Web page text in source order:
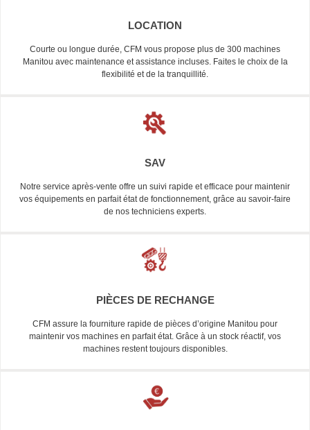
LOCATION
Courte ou longue durée, CFM vous propose plus de 300 machines
Manitou avec maintenance et assistance incluses. Faites le choix de la
flexibilité et de la tranquillité.
SAV
Notre service après-vente offre un suivi rapide et efficace pour maintenir
vos équipements en parfait état de fonctionnement, grâce au savoir-faire
de nos techniciens experts.
PIÈCES DE RECHANGE
CFM assure la fourniture rapide de pièces d’origine Manitou pour
maintenir vos machines en parfait état. Grâce à un stock réactif, vos
machines restent toujours disponibles.